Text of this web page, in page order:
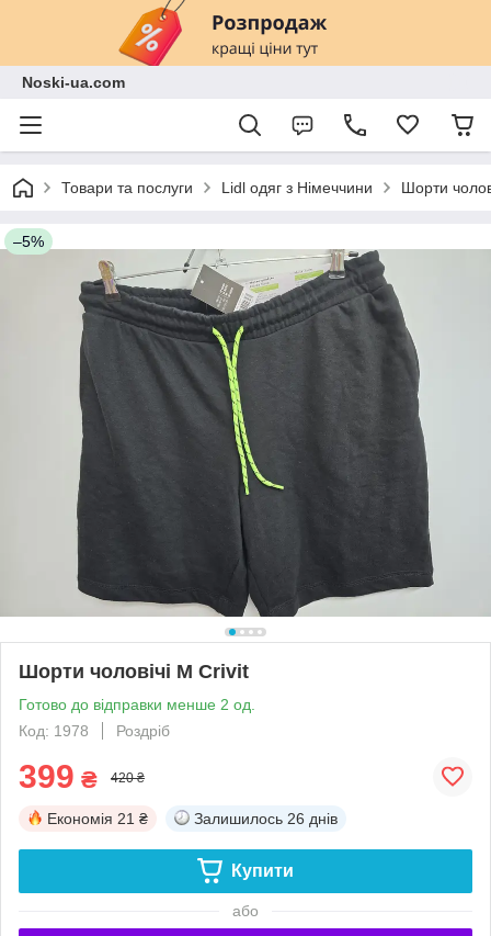
Noski-ua.com
Товари та послуги Lidl одяг з Німеччини Шорти
–5%
Шорти чоловічі M Crivit
Готово до відправки менше 2 од.
Код: 1978
Роздріб
399 ₴ 420 ₴
Економія 21 ₴ Залишилось 26 днів
Купити
або